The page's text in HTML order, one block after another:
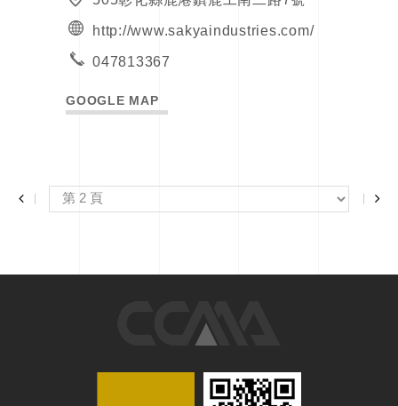
http://www.sakyaindustries.com/
047813367
GOOGLE MAP